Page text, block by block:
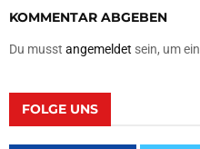
KOMMENTAR ABGEBEN
Du musst angemeldet sein, um
FOLGE UNS